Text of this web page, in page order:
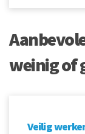
weinig of
Veilig